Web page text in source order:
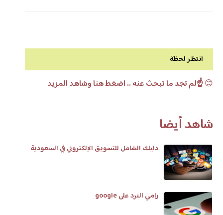
انتظر لحظة
😊☝️لم تجد ما تبحث عنه .. اضغط هنا وشاهد المزيد
شاهد أيضا
دليلك الشامل للتسويق الإلكتروني في السعودية
رامي النرد على google